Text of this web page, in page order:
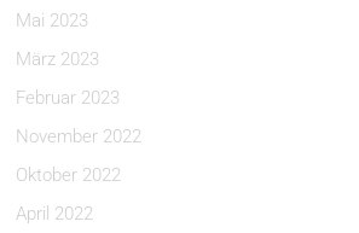
Mai 2023
März 2023
Februar 2023
November 2022
Oktober 2022
April 2022